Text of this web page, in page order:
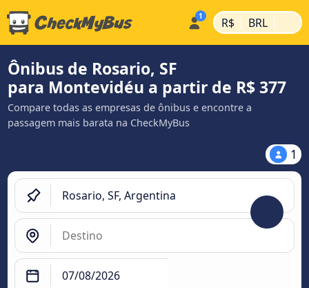
R$ | BRL |
Ônibus de Rosario, SF
para Montevidéu a partir de R$ 377
Compare todas as empresas de ônibus e encontre a
passagem mais barata na CheckMyBus
1